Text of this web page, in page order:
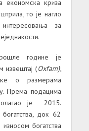
економска криза
то је нагло
за
године је
извештај (Oxfam),
о размерама
Према подацима
је 2015.
док 62
богатства